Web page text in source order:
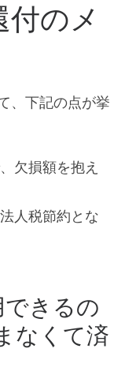
付のメ
、下記の点が挙
欠損額を抱え
人税節約とな
できるの
なくて済